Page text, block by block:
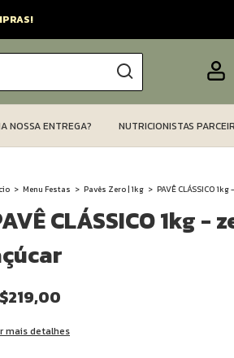
NOSSA ENTREGA? NUTRICIONISTAS
> Menu Festas > Pavês Zero | 1kg > PAVÊ CLÁSSICO
CLÁSSICO 1kg -
mais detalhes